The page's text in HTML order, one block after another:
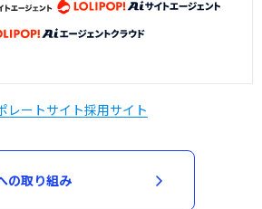
レートサイト採用サイト
の取り組み